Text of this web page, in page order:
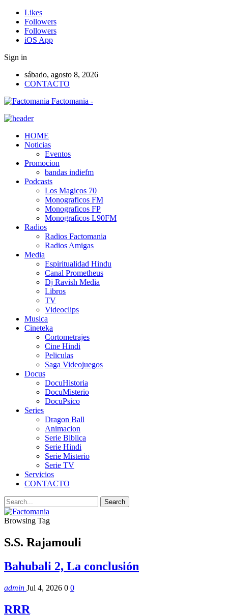
Likes
Followers
Followers
iOS App
Sign in
sábado, agosto 8, 2026
CONTACTO
Factomania -
HOME
Noticias
Eventos
Promocion
bandas indiefm
Podcasts
Los Magicos 70
Monograficos FM
Monograficos FP
Monograficos L90FM
Radios
Radios Factomania
Radios Amigas
Media
Espiritualidad Hindu
Canal Prometheus
Dj Ravish Media
Libros
TV
Videoclips
Musica
Cineteka
Cortometrajes
Cine Hindi
Peliculas
Saga Videojuegos
Docus
DocuHistoria
DocuMisterio
DocuPsico
Series
Dragon Ball
Animacion
Serie Biblica
Serie Hindi
Serie Misterio
Serie TV
Servicios
CONTACTO
Browsing Tag
S.S. Rajamouli
Bahubali 2, La conclusión
admin Jul 4, 2026 0 0
RRR